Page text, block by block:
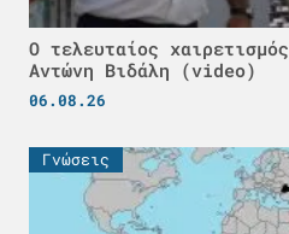
Ο τελευταίος
Αντώνη Βιδάλη (video)
06.08.26
Γνώσεις